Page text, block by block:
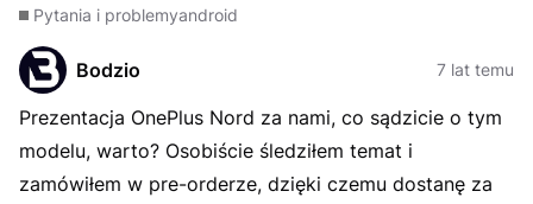
Pytania i problemyandroid
Bodzio 7 lat temu
Prezentacja OnePlus Nord za nami, co sądzicie o tym
modelu, warto? Osobiście śledziłem temat i
zamówiłem w pre-orderze, dzięki czemu dostanę za